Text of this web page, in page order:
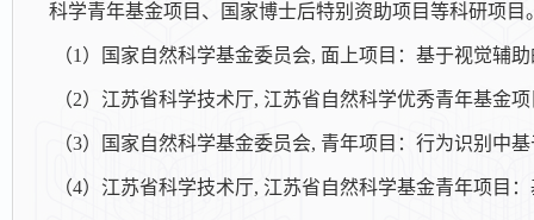
科学青年基金项目、国家博士后特别资助项目等科研项目
（1 ）国家自然科学基金委员会, 面上项目：基于视觉辅
（2）江苏省科学技术厅, 江苏省自然科学优秀青年基金
（3）国家自然科学基金委员会, 青年项目：行为识别中
（4）江苏省科学技术厅, 江苏省自然科学基金青年项目